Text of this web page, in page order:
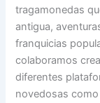
tragamonedas
antigua,
franquicias
colaboramos
diferentes
novedosas